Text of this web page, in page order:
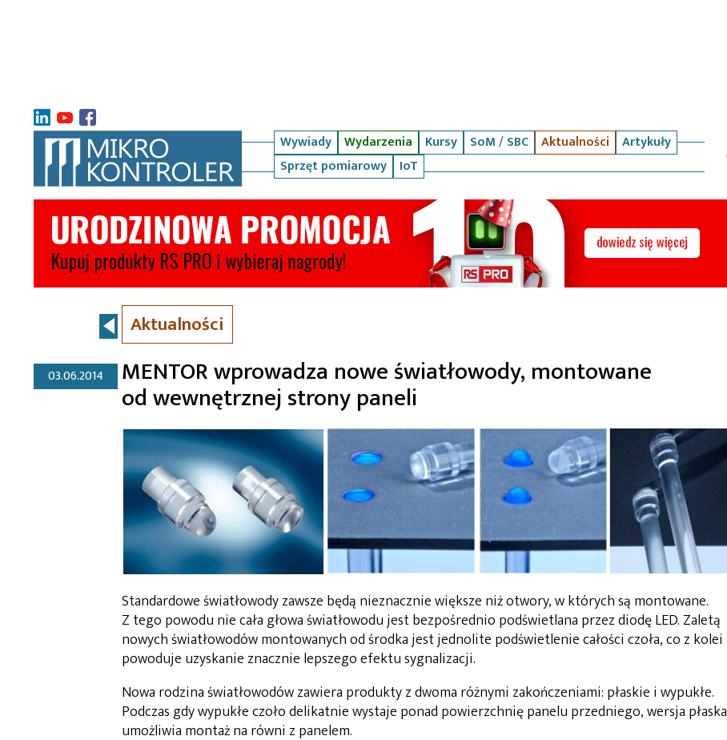
Wywiady Wydarzenia Kursy SoM / SBC Aktualności
Artykuły
Sprzęt pomiarowy
IoT
Aktualności
03.06.2014 MENTOR wprowadza nowe światłowody, montowane
od wewnętrznej strony paneli
Standardowe światłowody zawsze będą nieznacznie większe niż otwory, w których są montowane.
Z tego powodu nie cała głowa światłowodu jest bezpośrednio podświetlana przez diodę LED. Zaletą
nowych światłowodów montowanych od środka jest jednolite podświetlenie całości czoła, co z kolei
powoduje uzyskanie znacznie lepszego efektu sygnalizacji.
Nowa rodzina światłowodów zawiera produkty z dwoma różnymi zakończeniami: płaskie i wypukłe.
Podczas gdy wypukłe czoło delikatnie wystaje ponad powierzchnię panelu przedniego, wersja płaska
umożliwia montaż na równi z panelem.